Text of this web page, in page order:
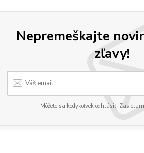
Nepremeškajte
zľavy!
Môžete sa kedykoľvek odhlásiť.